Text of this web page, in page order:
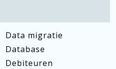
Data migratie
Database
Debiteuren